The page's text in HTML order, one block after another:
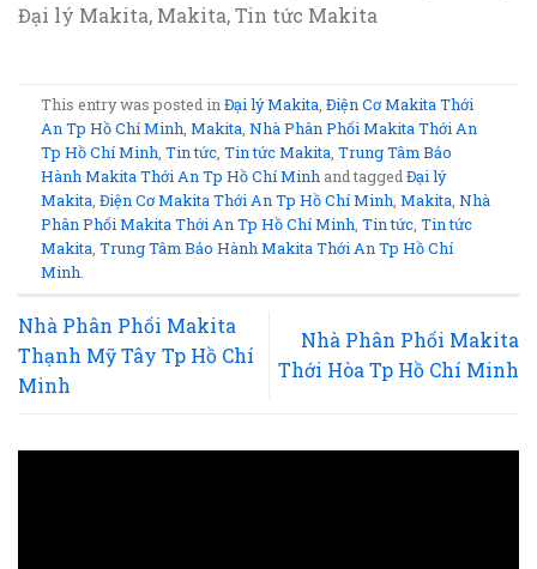
Đại lý Makita, Makita, Tin tức Makita
This entry was posted inĐại lý Makita ,Điện Cơ Makita Thới
An Tp Hồ Chí Minh ,Makita ,Nhà Phân Phối Makita Thới An
Tp Hồ Chí Minh ,Tin tức ,Tin tức Makita ,Trung Tâm Bảo
Hành Makita Thới An Tp Hồ Chí Minh and taggedĐại lý
Makita ,Điện Cơ Makita Thới An Tp Hồ Chí Minh ,Makita ,Nhà
Phân Phối Makita Thới An Tp Hồ Chí Minh ,Tin tức ,Tin tức
Makita ,Trung Tâm Bảo Hành Makita Thới An Tp Hồ Chí
Minh
Nhà Phân Phối Makita
Thạnh Mỹ Tây Tp Hồ Chí
Minh
Nhà Phân Phối Makita
Thới Hòa Tp Hồ Chí Minh